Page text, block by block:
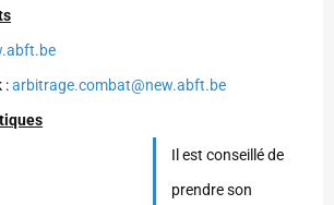
:arbitrage.combat@new.abft.be
Il est conseillé de
prendre son